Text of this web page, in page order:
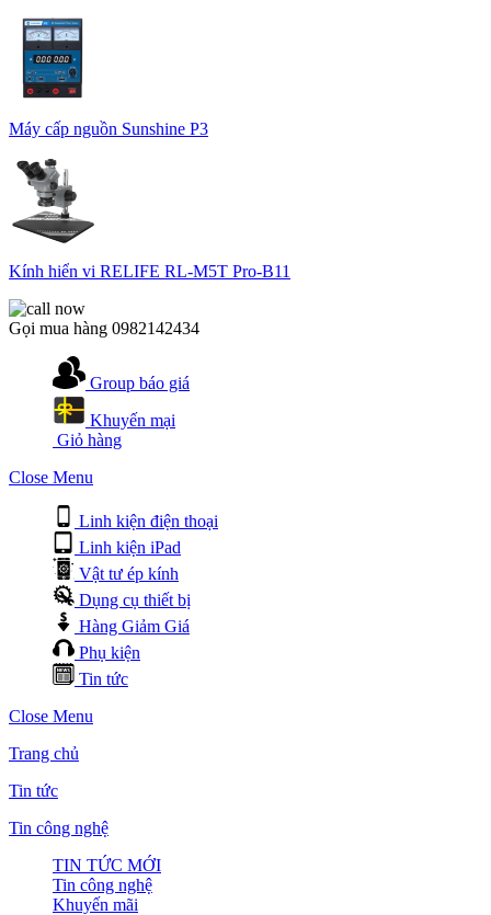
Máy cấp nguồn Sunshine P3
Kính hiển vi RELIFE RL-M5T Pro-B11
Gọi mua hàng 0982142434
Group báo giá
Khuyến mại
Giỏ hàng
Close Menu
Linh kiện điện thoại
Linh kiện iPad
Vật tư ép kính
Dụng cụ thiết bị
Hàng Giảm Giá
Phụ kiện
Tin tức
Close Menu
Trang chủ
Tin tức
Tin công nghệ
TIN TỨC MỚI
Tin công nghệ
Khuyến mãi